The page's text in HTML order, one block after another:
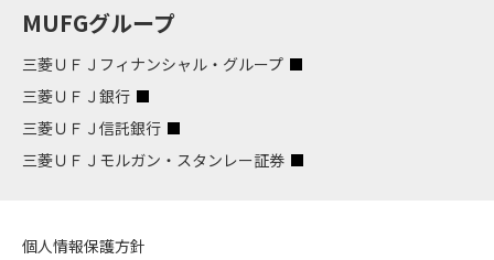
MUFGグループ
三菱ＵＦＪフィナンシャル・グループ
三菱ＵＦＪ銀行
三菱ＵＦＪ信託銀行
三菱ＵＦＪモルガン・スタンレー証券
個人情報保護方針